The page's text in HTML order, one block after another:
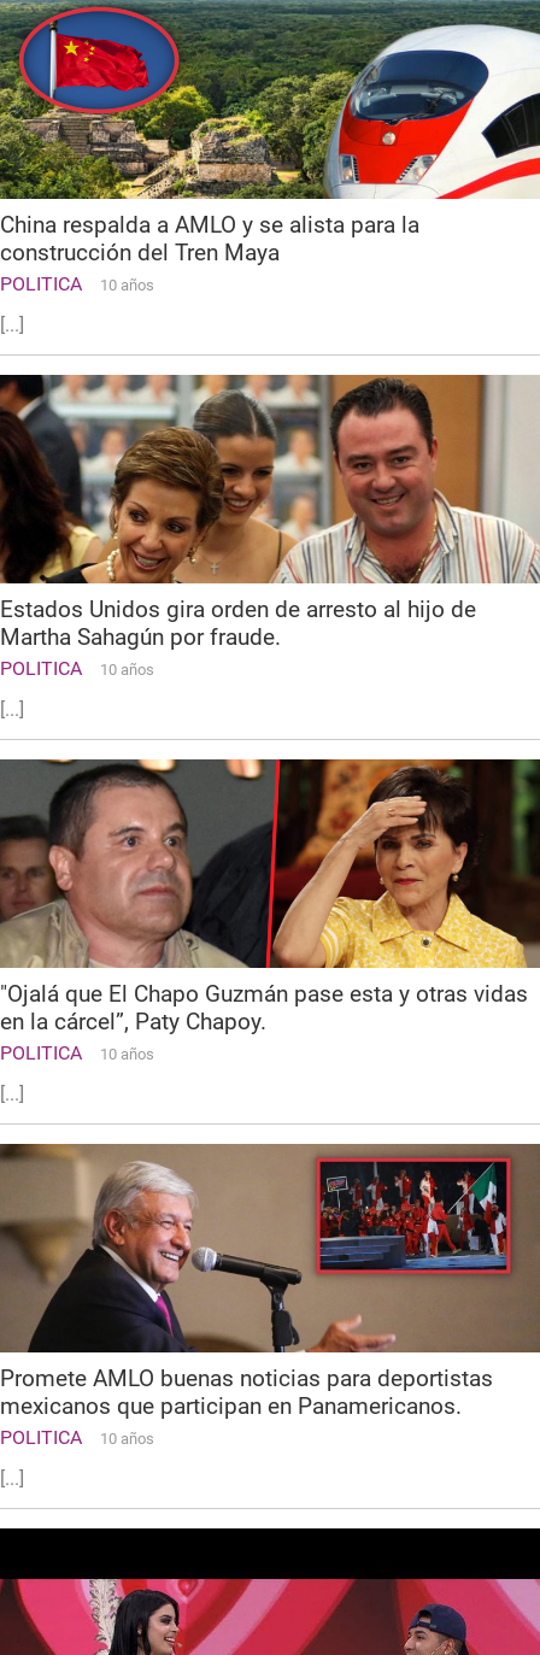
China respalda a AMLO y se alista para la
construcción del Tren Maya
POLITICA 10 años
[...]
Estados Unidos gira orden de arresto al hijo de
Martha Sahagún por fraude.
POLITICA 10 años
[...]
"Ojalá que El Chapo Guzmán pase esta y otras vidas
en la cárcel”, Paty Chapoy.
POLITICA 10 años
[...]
Promete AMLO buenas noticias para deportistas
mexicanos que participan en Panamericanos.
POLITICA 10 años
[...]